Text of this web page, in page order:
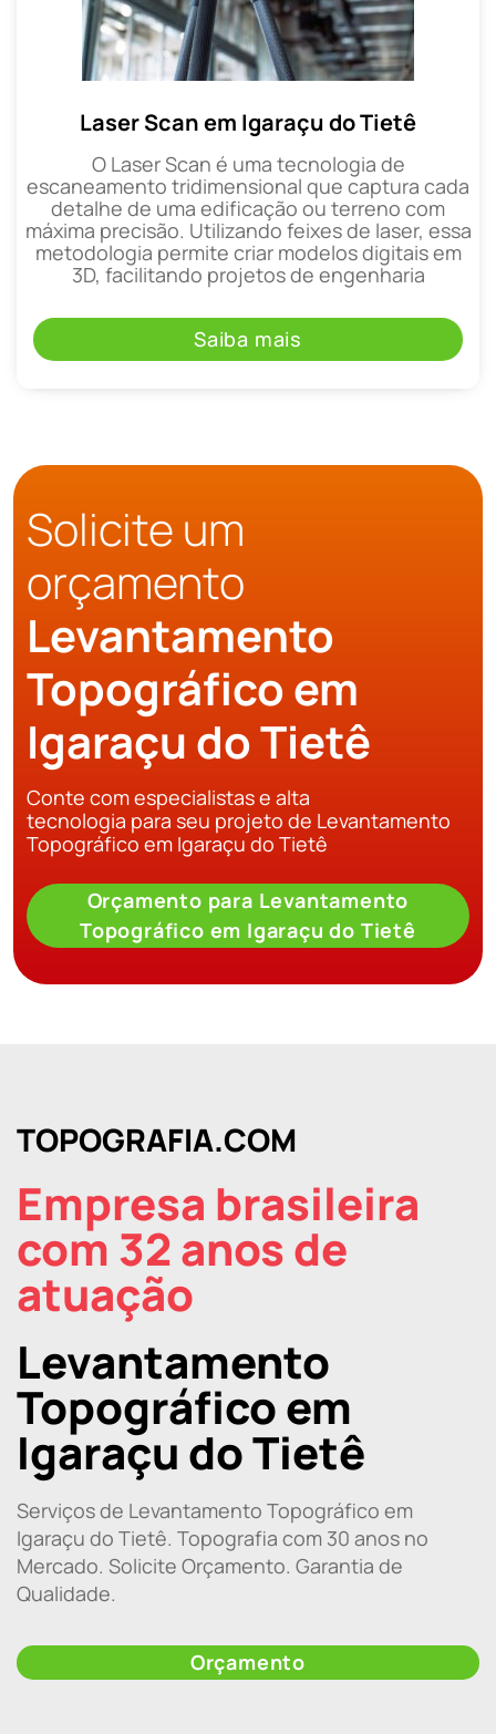
Laser Scan em Igaraçu do Tietê
O Laser Scan é uma tecnologia de
escaneamento tridimensional que captura cada
detalhe de uma edificação ou terreno com
máxima precisão. Utilizando feixes de laser, essa
metodologia permite criar modelos digitais em
3D, facilitando projetos de engenharia
Saiba mais
Solicite um
orçamento
Levantamento
Topográfico em
Igaraçu do Tietê
Conte com especialistas e alta
tecnologia para seu projeto de Levantamento
Topográfico em Igaraçu do Tietê
Orçamento para Levantamento
Topográfico em Igaraçu do Tietê
TOPOGRAFIA.COM
Empresa brasileira
com 32 anos de
atuação
Levantamento
Topográfico em
Igaraçu do Tietê
Serviços de Levantamento Topográfico em
Igaraçu do Tietê. Topografia com 30 anos no
Mercado. Solicite Orçamento. Garantia de
Qualidade.
Orçamento